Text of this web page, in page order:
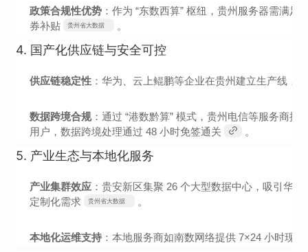
政策合规性优势 ：作为 “东数西算” 枢纽，贵州服务器需满
券补贴
贵州省大数据
。
4. 国产化供应链与安全可控
供应链稳定性 ：华为、云上鲲鹏等企业在贵州建立生产线，
数据跨境合规：通过 “港数黔算” 模式，贵州电信等服务商
用户，数据跨境处理通过 48 小时免签通关
。
5. 产业生态与本地化服务
产业集群效应 ：贵安新区集聚 26 个大型数据中心，吸引华
定制化需求
贵州省大数据
。
本地化运维支持 ：本地服务商如南数网络提供 7×24 小时现